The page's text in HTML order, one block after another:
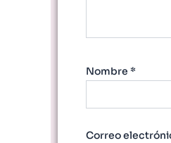
Nombre *
Correo